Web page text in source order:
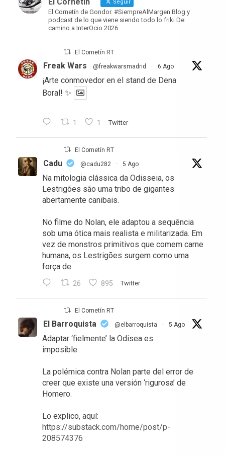
Seguir
El Cornetín de Gondor. #SiempreAlMargen Blog y
podcast de lo que viene siendo todo lo friki De
camino a InterOcio 2026
El Cornetín RT
Freak Wars @freakwarsmadrid · 6 Ago
¡Arte conmovedor en el stand de Dena
Boral! ✨
1 1 Twitter
El Cornetín RT
Cadu @cadu282 · 5 Ago
Na mitologia clássica da Odisseia, os
Lestrigões são uma tribo de gigantes
abertamente canibais.
No filme do Nolan, ele adaptou a sequência
sob uma ótica mais realista e militarizada. Em
vez de monstros primitivos que comem carne
humana, os Lestrigões surgem como uma
força de
26 895 Twitter
El Cornetín RT
El Barroquista @elbarroquista · 5 Ago
Adaptar ‘fielmente’ la Odisea es
imposible.
La polémica contra Nolan parte del error de
creer que existe una versión ‘rigurosa’ de
Homero.
Lo explico, aquí:
https://substack.com/home/post/p-
208574376